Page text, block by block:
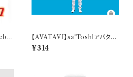
ト
【AVATAVI】sa'Toshlアバター
White Ver.
¥314